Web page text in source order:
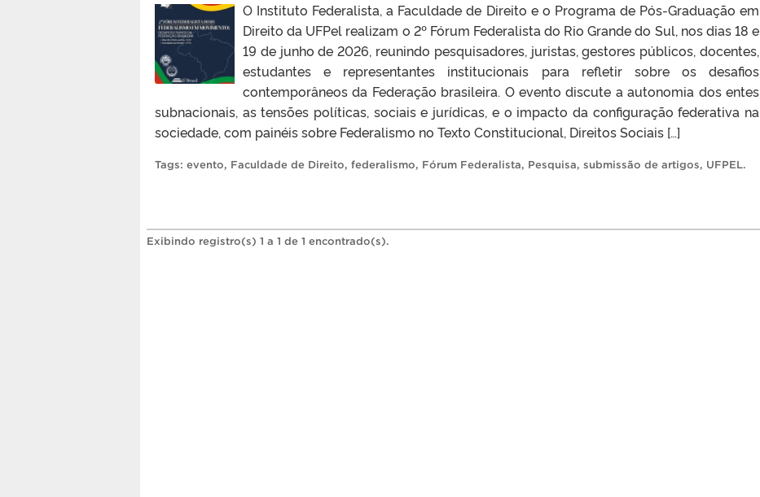
O Instituto Federalista, a Faculdade de Direito e o Programa de Pós-Graduação em
Direito da UFPel realizam o 2º Fórum Federalista do Rio Grande do Sul, nos dias 18 e
19 de junho de 2026, reunindo pesquisadores, juristas, gestores públicos, docentes,
estudantes e representantes institucionais para refletir sobre os desafios
contemporâneos da Federação brasileira. O evento discute a autonomia dos entes
subnacionais, as tensões políticas, sociais e jurídicas, e o impacto da configuração federativa na
sociedade, com painéis sobre Federalismo no Texto Constitucional, Direitos Sociais […]
Tags: evento, Faculdade de Direito, federalismo, Fórum Federalista, Pesquisa, submissão de artigos, UFPEL.
Exibindo registro(s) 1 a 1 de 1 encontrado(s).